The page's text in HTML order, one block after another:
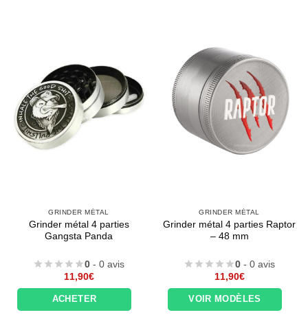
GRINDER MÉTAL
Grinder métal 4 parties
Gangsta Panda
0 - 0 avis
11,90€
ACHETER
GRINDER MÉTAL
Grinder métal 4 parties Raptor
– 48 mm
0 - 0 avis
11,90€
VOIR MODÈLES